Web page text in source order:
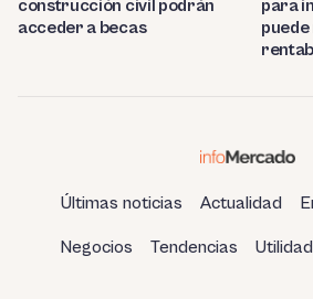
construcción civil podrán
acceder a becas
para
Últimas noticias Actualidad
Negocios Tendencias